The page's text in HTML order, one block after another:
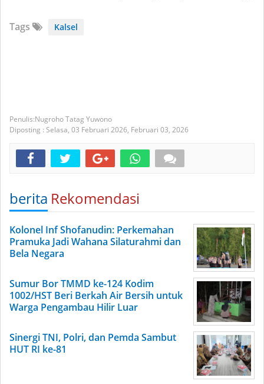
Tags Kalsel
Nugroho Tatag Yuwono
Diposting : Selasa, 03 Februari 2026, Februari 03, 2026
berita Rekomendasi
Kolonel Inf Shofanudin: Perkemahan
Pramuka Jadi Wahana Silaturahmi dan
Bela Negara
Sumur Bor TMMD ke-124 Kodim
1002/HST Beri Berkah Air Bersih untuk
Warga Pengambau Hilir Luar
Sinergi TNI, Polri, dan Pemda Sambut
HUT RI ke-81